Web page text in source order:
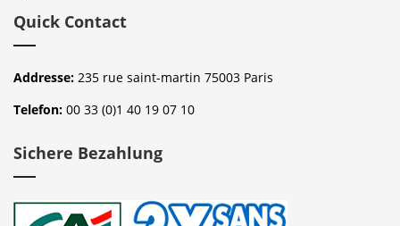
Quick Contact
Addresse: 235 rue saint-martin 75003 Paris
Telefon: 00 33 (0)1 40 19 07 10
Sichere Bezahlung